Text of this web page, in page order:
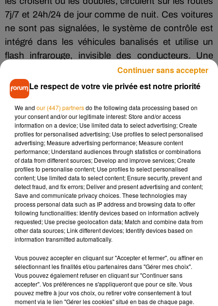
7j/7 et 24h/24 de jour comme de nuit. Ces voitures
ne sont pas signalées, le système de contrôle est
intégré dans les véhicules banalisés et utilise un
flash infrarouge, invisible des conducteurs. Une
marge de tolérance supérieure à celle des radars
fixes est appliquée : 10 km/h ou 10% en plus de la
vitesse maximale autorisée, le plus favorable au
contrevenant.
Lapréfectureindique que sur ces trois dernières
années, les suspensions de permis pour excès de
vitesse sont en augmentation (295 en 2020 contre
157 en 2018). Au 31 octobre, 19 personnes ont
perdu la vie sur les routes de la Vienne.
Musique
Madonna sort enfin le remix de « Love
Le respect de votre vie privée est notre priorité
We and our (447) partnersdo the following data processing based on
your consent and/or our legitimate interest: Store and/or access
information on a device; Use limited data to select advertising; Create
profiles for personalised advertising; Use profiles to select personalised
advertising; Measure advertising performance; Measure content
performance; Understand audiences through statistics or combinations
of data from different sources; Develop and improve services; Create
profiles to personalise content; Use profiles to select personalised
content; Use limited data to select content; Ensure security, prevent and
detect fraud, and fix errors; Deliver and present advertising and content;
Save and communicate privacy choices. These technologies may
process personal data such as IP address and browsing data to offer
following functionalities: Identify devices based on information actively
requested; Use precise geolocation data; Match and combine data from
other data sources; Link different devices; Identify devices based on
information transmitted automatically.
Vous pouvez accepter en cliquant sur "Accepter et fermer", ou affiner en
sélectionnant les finalités et/ou partenaires dans "Gérer mes choix".
Vous pouvez également refuser en cliquant sur "Continuer sans
accepter". Vos préférences ne s'appliqueront que pour ce site. Vous
pouvez mettre à jour vos choix, ou retirer votre consentement à tout
moment via le lien "Gérer les cookies" situé en bas de chaque page.
Continuer sans accepter